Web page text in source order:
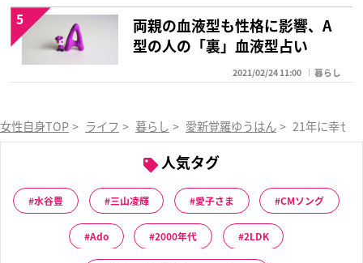
両親の血液型も性格に影響、A
型の人の「裏」血液型占い
2021/02/24 11:00 暮らし
5
女性自身TOP > ライフ > 暮らし > 愛新覚羅ゆうはん > 21年に幸せ
人気タグ
水谷豊 三山凌輝 愛子さま CMソング
Ado 2000年代 2LDK